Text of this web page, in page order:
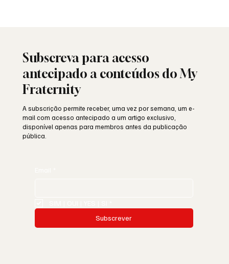
Subscreva para acesso
antecipado a conteúdos do My
Fraternity
A subscrição permite receber, uma vez por semana, um e-
mail com acesso antecipado a um artigo exclusivo,
disponível apenas para membros antes da publicação
pública.
Subscrever